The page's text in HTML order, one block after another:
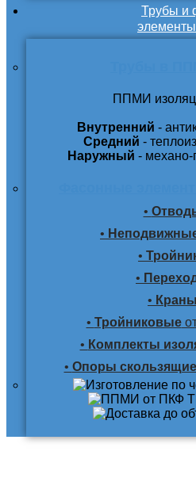
Трубы и
ППМИ
Внутренний -
Средний -
Наружный - механо-
•
•
•
•
• Краны
• Тройниковые
• Комплекты
• Опоры